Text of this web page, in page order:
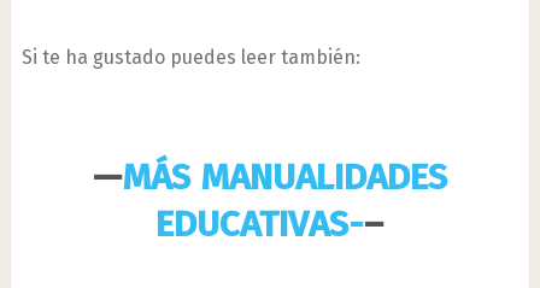
Si te ha gustado puedes leer también:
—MÁS MANUALIDADES
EDUCATIVAS-–